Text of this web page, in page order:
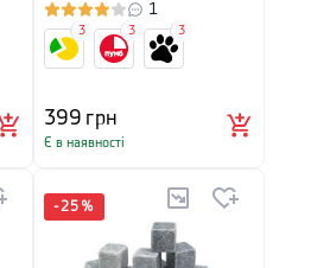
1
399грн
Є в наявності
3 3 3
-25 %